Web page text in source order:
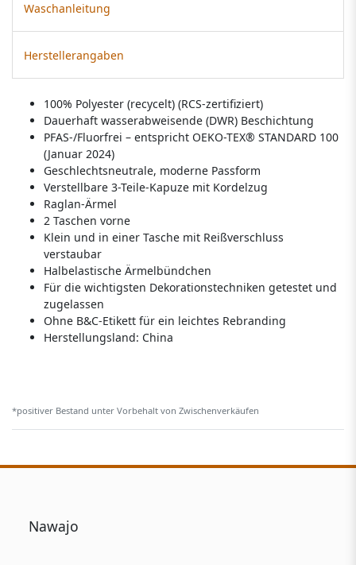
Waschanleitung
Herstellerangaben
100% Polyester (recycelt) (RCS-zertifiziert)
Dauerhaft wasserabweisende (DWR) Beschichtung
PFAS-/Fluorfrei – entspricht OEKO-TEX® STANDARD 100
(Januar 2024)
Geschlechtsneutrale, moderne Passform
Verstellbare 3-Teile-Kapuze mit Kordelzug
Raglan-Ärmel
2 Taschen vorne
Klein und in einer Tasche mit Reißverschluss
verstaubar
Halbelastische Ärmelbündchen
Für die wichtigsten Dekorationstechniken getestet und
zugelassen
Ohne B&C-Etikett für ein leichtes Rebranding
Herstellungsland: China
*positiver Bestand unter Vorbehalt von Zwischenverkäufen
Nawajo